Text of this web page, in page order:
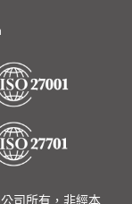
司所有，非經本